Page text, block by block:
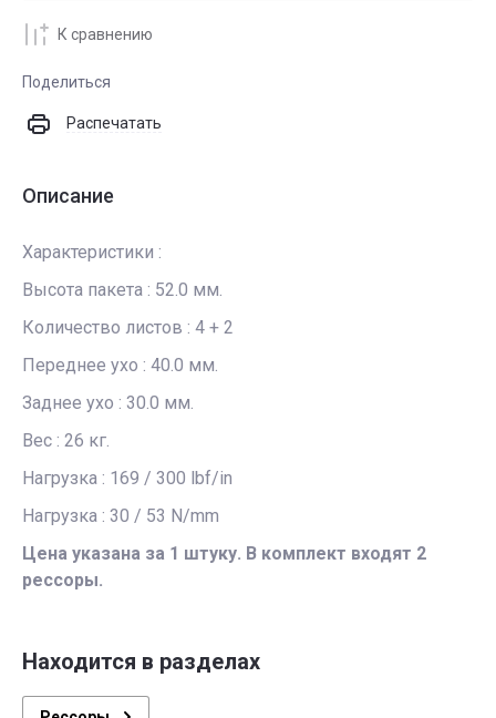
К сравнению
Поделиться
Распечатать
Описание
Характеристики :
Высота пакета : 52.0 мм.
Количество листов : 4 + 2
Переднее ухо : 40.0 мм.
Заднее ухо : 30.0 мм.
Вес : 26 кг.
Нагрузка : 169 / 300 lbf/in
Нагрузка : 30 / 53 N/mm
Цена указана за 1 штуку. В комплект входят 2
рессоры.
Находится в разделах